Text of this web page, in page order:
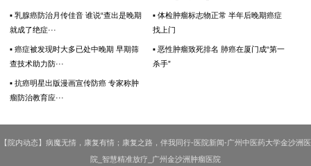
▪ 乳腺癌防治月传佳音 谁说“查出是晚期
就成了绝症···
▪ 体检肿瘤标志物正常 半年后晚期癌症
找上门
▪ 癌症被发现时大多已处中晚期 早期筛
查技术助力防···
▪ 恶性肿瘤致死排名 肺癌在厦门成“第一
杀手”
▪ 抗癌明星出版漫画宣传防癌 专家称肿
瘤防治教育应···
【院内动态】病魔无情，康复有情；康复之路，伴我同行-医院新闻-广州中医药大学金沙洲医
院_智慧精准放疗_广州金沙洲肿瘤医院